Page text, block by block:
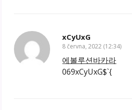
xCyUxG
8 června, 2022 (12:34)
에볼루션바카라
069xCyUxG$`{